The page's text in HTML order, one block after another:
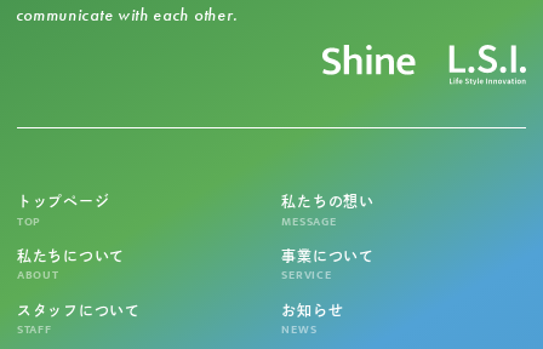
communicate with each other.
トップページ
TOP
私たちの想い
MESSAGE
私たちについて
ABOUT
事業について
SERVICE
スタッフについて
STAFF
お知らせ
NEWS